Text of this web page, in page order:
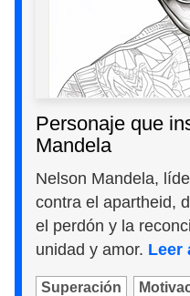
Personaje que
Mandela
Nelson Mandela,
contra el apartheid,
el perdón y la
unidad y amor. Leer
Superación